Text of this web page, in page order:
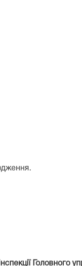
Головного